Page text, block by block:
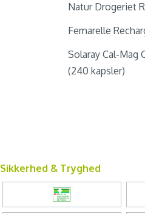
Natur Drogeriet
Femarelle
Solaray Cal-Mag
(240 kapsler)
Sikkerhed & Tryghed